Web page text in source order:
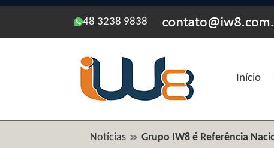
48 3238 9838
Início
Notícias Grupo IW8 é Referência